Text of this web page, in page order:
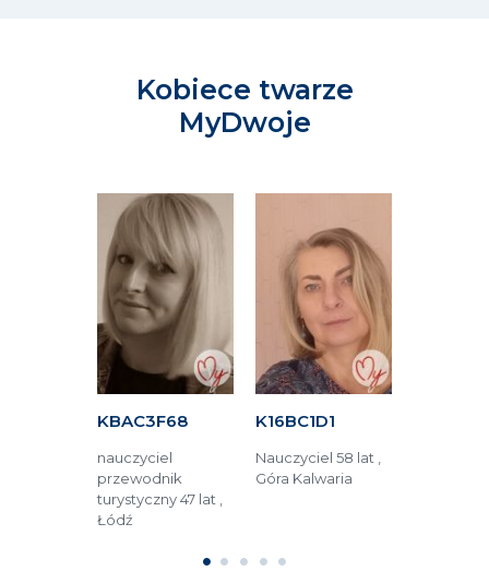
Kobiece twarze
MyDwoje
KBAC3F68
nauczyciel
przewodnik
turystyczny 47 lat ,
Łódź
K16BC1D1
Nauczyciel 58 lat ,
Góra Kalwaria
1 2 3 4 5